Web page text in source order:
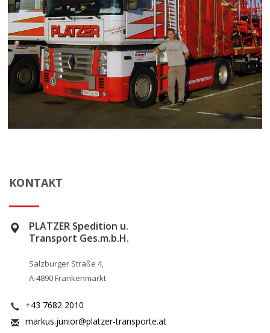
KONTAKT
PLATZER Spedition u.
Transport Ges.m.b.H.
Salzburger Straße 4,
A-4890 Frankenmarkt
+43 7682 2010
markus.junior@platzer-transporte.at